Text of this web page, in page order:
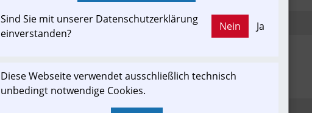
(Neuer Tab wird geöffnet)
Sind Sie mit unserer Datenschutzerklärung
einverstanden?
Nein Ja
Diese Webseite verwendet ausschließlich technisch
unbedingt notwendige Cookies.